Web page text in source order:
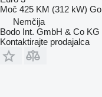
Moč 425 KM (312 kW)
Nemčija
Bodo Int. GmbH & Co KG
Kontaktirajte prodajalca